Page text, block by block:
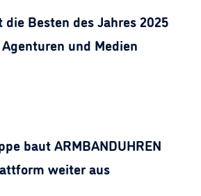
die Besten des Jahres 2025
und Medien
baut ARMBANDUHREN
weiter aus